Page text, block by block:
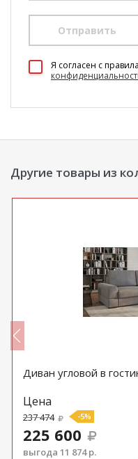
Отправить
Я согласен c
Другие товары из
Диван угловой в
Цена
237 474 -5%
225 600
выгода 11 874 р.